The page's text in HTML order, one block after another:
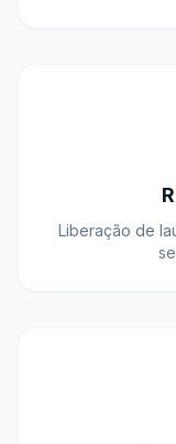
Liberação de